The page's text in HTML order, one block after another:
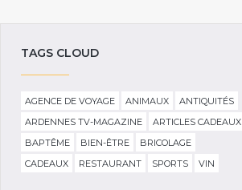
TAGS CLOUD
AGENCE DE VOYAGE ANIMAUX
ANTIQUITÉS
ARDENNES TV-MAGAZINE
ARTICLES CADEAUX
BAPTÊME
BIEN-ÊTRE
BRICOLAGE
CADEAUX
RESTAURANT SPORTS VIN